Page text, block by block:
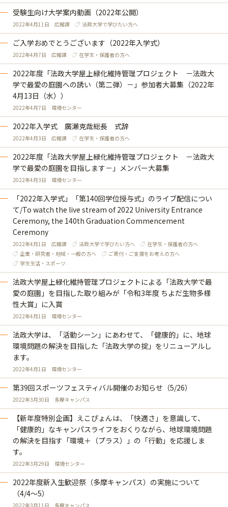
受験生向け大学案内動画（2022年公開）
2022年4月11日 広報課 法政大学で学びたい方へ
ご入学おめでとうございます（2022年入学式）
2022年4月7日 広報課 在学生・保護者の方へ
2022年度「法政大学屋上緑化維持管理プロジェクト －法政大
学で最愛の庭園への誘い（第二弾）－」参加者大募集（2022年
4月13日（水））
2022年4月7日 環境センター
2022年入学式 廣瀬克哉総長 式辞
2022年4月3日 広報課 在学生・保護者の方へ
2022年度「法政大学屋上緑化維持管理プロジェクト －法政大
学で最愛の庭園を目指します－」メンバー大募集
2022年4月3日 環境センター
「2022年入学式」「第140回学位授与式」のライブ配信につい
て/To watch the live stream of 2022 University Entrance
Ceremony, the 140th Graduation Commencement
Ceremony
2022年4月1日 広報課 法政大学で学びたい方へ
在学生・保護者の方へ
企業・研究者・地域・一般の方へ
ご寄付・ご支援をお考えの方へ
学生生活・スポーツ
法政大学屋上緑化維持管理プロジェクトによる「法政大学で最
愛の庭園」を目指した取り組みが「令和3年度 ちよだ生物多様
性大賞」に入賞
2022年4月1日 環境センター
法政大学は、「活動シーン」にあわせて、「健康的」に、地球
環境問題の解決を目指した「法政大学の掟」をリニューアルし
ます。
2022年4月1日 環境センター
第39回スポーツフェスティバル開催のお知らせ（5/26）
2022年3月30日 多摩キャンパス
【新年度特別企画】えこぴょんは、「快適さ」を意識して、
「健康的」なキャンパスライフをおくりながら、地球環境問題
の解決を目指す「環境＋（プラス）」の「行動」を応援しま
す。
2022年3月29日 環境センター
2022年度新入生歓迎祭（多摩キャンパス）の実施について
（4/4～5）
2022年3月11日 多摩キャンパス